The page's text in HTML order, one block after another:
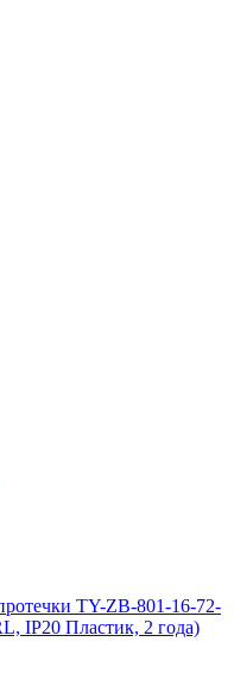
TY-ZB-801-16-72-
IP20 Пластик, 2 года)